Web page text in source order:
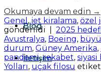
Blog
İletişim
Okumaya devam edin →
Genel,jet kiralama, özel
gönderildi
2025
Avustralya, Boeing,
durum, Güney Amerika,
pandemi,rekabet,
Yolları, uçak filosu